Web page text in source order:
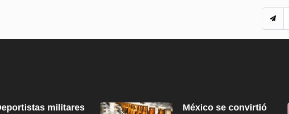
militares
México se convirtió